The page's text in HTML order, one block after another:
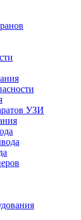
УЗИ